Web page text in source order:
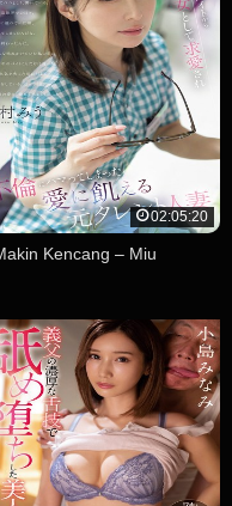
02:05:20
Kencang – Miu